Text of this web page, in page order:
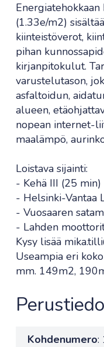
(1.33e/m2)
kiinteistöverot,
pihan
kirjanpitokulut.
varustelutason,
asfaltoidun,
alueen,
nopean internet-
maalämpö,
Loistava sijainti:
- Kehä III (25 min)
- Helsinki-Vantaa
- Vuosaaren
- Lahden
Kysy lisää
Useampia eri
mm. 149m2,
Kohdenumero: